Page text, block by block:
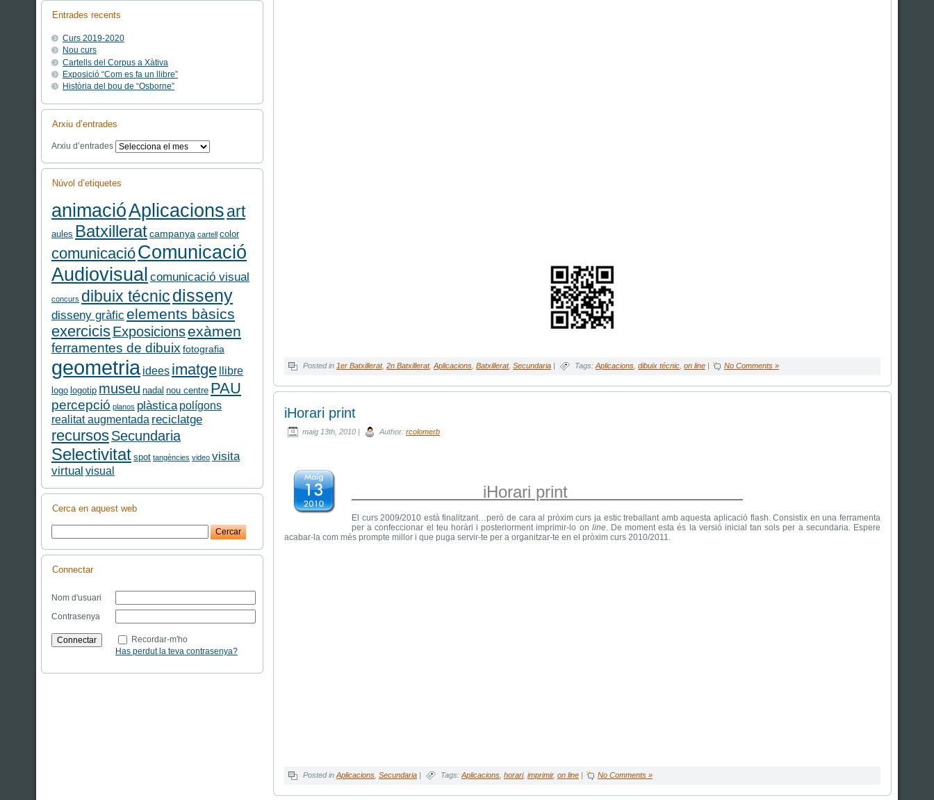
Entrades recents
Curs 2019-2020
Nou curs
Cartells del Corpus a Xàtiva
Exposició “Com es fa un llibre”
Història del bou de “Osborne”
Arxiu d’entrades
Arxiu d’entrades
Núvol d’etiquetes
animacióAplicacionsart
aules Batxilleratcampanya cartell color
comunicacióComunicació
Audiovisual comunicació visual
concurs dibuix técnicdisseny
disseny gràfic elements bàsics
exercicisExposicionsexàmen
ferramentes de dibuix fotografia
geometria idees imatge llibre
logo logotip museu nadal nou centre PAU
percepció planos plàstica polígons
realitat augmentada reciclatge
recursosSecundaria
Selectivitat spot tangències video visita
virtual visual
Cerca en aquest web
Connectar
Nom d'usuari
Contrasenya
Recordar-m'ho
Has perdut la teva contrasenya?
Posted in 1er Batxillerat, 2n Batxillerat, Aplicacions Batxillerat, Secundaria | Tags: Aplicacions dibuix técnic on line | No Comments »
iHorari print
maig 13th, 2010 | Author: rcolomerb
iHorari print
El curs 2009/2010 està finalitzant…però de cara al pròxim curs ja estic treballant amb aquesta aplicació flash. Consistix en una ferramenta
per a confeccionar el teu horàri i posteriorment imprimir-lo on line. De moment esta és la versió inicial tan sols per a secundaria. Espere
acabar-la com més prompte millor i que puga servir-te per a organitzar-te en el pròxim curs 2010/2011.
Posted in Aplicacions Secundaria | Tags: Aplicacions horari, imprimir, on line | No Comments »